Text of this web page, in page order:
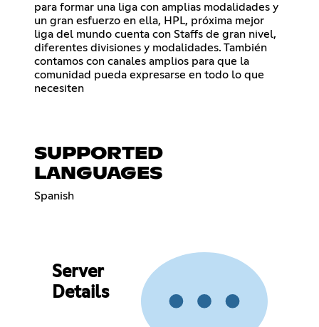
para formar una liga con amplias modalidades y
un gran esfuerzo en ella, HPL, próxima mejor
liga del mundo cuenta con Staffs de gran nivel,
diferentes divisiones y modalidades. También
contamos con canales amplios para que la
comunidad pueda expresarse en todo lo que
necesiten
SUPPORTED
LANGUAGES
Spanish
Server
Details